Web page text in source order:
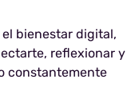
bienestar digital,
reflexionar y
constantemente